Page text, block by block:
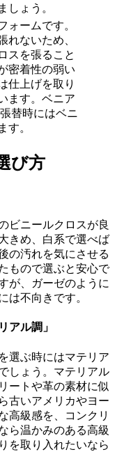
しょう。
ォームです。
れないため、
スを張ること
密着性の弱い
仕上げを取り
ます。ベニア
替時にはベニ
す。
び方
ビニールクロスが良
きめ、白系で選べば
の汚れを気にさせる
もので選ぶと安心で
が、ガーゼのように
は不向きです。
アル調」
選ぶ時にはマテリア
しょう。マテリアル
ートや革の素材に似
古いアメリカやヨー
高級感を、コンクリ
ら温かみのある高級
を取り入れたいなら